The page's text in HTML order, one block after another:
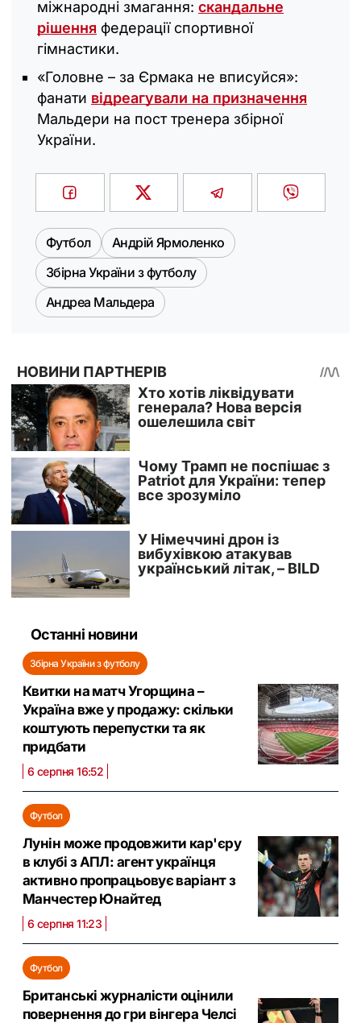
міжнародні змагання: скандальне
рішення федерації спортивної
гімнастики.
«Головне – за Єрмака не вписуйся»:
фанати відреагували на призначення
Мальдери на пост тренера збірної
України.
Футбол
Андрій Ярмоленко
Збірна України з футболу
Андреа Мальдера
Останні новини
Збірна України з футболу
Квитки на матч Угорщина –
Україна вже у продажу: скільки
коштують перепустки та як
придбати
6 серпня 16:52
Футбол
Лунін може продовжити кар'єру
в клубі з АПЛ: агент українця
активно пропрацьовує варіант з
Манчестер Юнайтед
6 серпня 11:23
Футбол
Британські журналісти оцінили
повернення до гри вінгера Челсі